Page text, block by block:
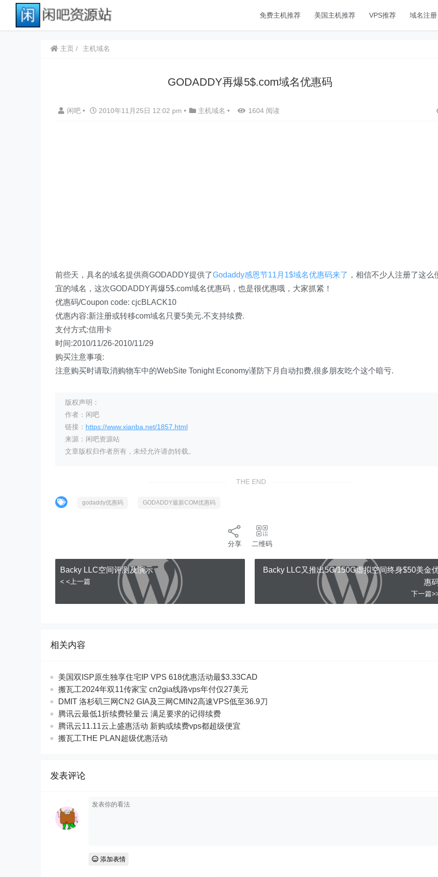
免费主机推荐 美国主机推荐 VPS推荐 域名注册
主页 主机域名
GODADDY再爆5$.com域名优惠码
闲吧 • 2010年11月25日 12:02 pm • 主机域名 • 1604 阅读
前些天，具名的域名提供商GODADDY提供了Godaddy感恩节11月1$域名优惠码来了 ，相信不少人注册了这么
宜的域名，这次GODADDY再爆5$.com域名优惠码，也是很优惠哦，大家抓紧！
优惠码/Coupon code: cjcBLACK10
优惠内容:新注册或转移com域名只要5美元.不支持续费.
支付方式:信用卡
时间:2010/11/26-2010/11/29
购买注意事项:
注意购买时请取消购物车中的WebSite Tonight Economy谨防下月自动扣费,很多朋友吃个这个暗亏.
版权声明：
作者：闲吧
链接： https://www.xianba.net/1857.html
来源：闲吧资源站
文章版权归作者所有，未经允许请勿转载。
THE END
godaddy优惠码 GODADDY最新COM优惠码
分享 二维码
Backy LLC空间评测及演示
< <上一篇
Backy LLC又推出5G/150G虚拟空间终身$50美金
惠
下一篇
相关内容
美国双ISP原生独享住宅IP VPS 618优惠活动最$3.33CAD
搬瓦工2024年双11传家宝 cn2gia线路vps年付仅27美元
DMIT 洛杉矶三网CN2 GIA及三网CMIN2高速VPS低至36.9刀
腾讯云最低1折续费轻量云 满足要求的记得续费
腾讯云11.11云上盛惠活动 新购或续费vps都超级便宜
搬瓦工THE PLAN超级优惠活动
发表评论
添加表情